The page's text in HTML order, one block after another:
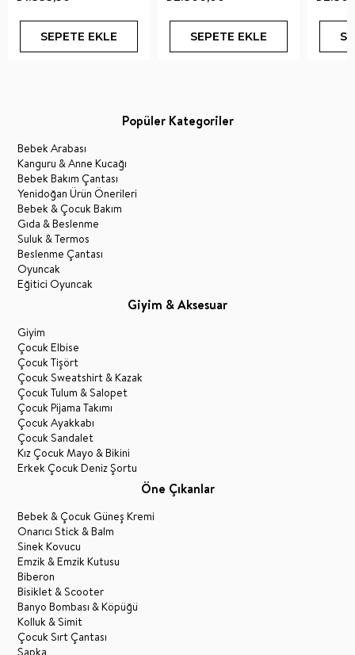
SEPETE EKLE SEPETE EKLE
Popüler Kategoriler
Bebek Arabası
Kanguru & Anne Kucağı
Bebek Bakım Çantası
Yenidoğan Ürün Önerileri
Bebek & Çocuk Bakım
Gıda & Beslenme
Suluk & Termos
Beslenme Çantası
Oyuncak
Eğitici Oyuncak
Giyim & Aksesuar
Giyim
Çocuk Elbise
Çocuk Tişört
Çocuk Sweatshirt & Kazak
Çocuk Tulum & Salopet
Çocuk Pijama Takımı
Çocuk Ayakkabı
Çocuk Sandalet
Kız Çocuk Mayo & Bikini
Erkek Çocuk Deniz Şortu
Öne Çıkanlar
Bebek & Çocuk Güneş Kremi
Onarıcı Stick & Balm
Sinek Kovucu
Emzik & Emzik Kutusu
Biberon
Bisiklet & Scooter
Banyo Bombası & Köpüğü
Kolluk & Simit
Çocuk Sırt Çantası
Şapka